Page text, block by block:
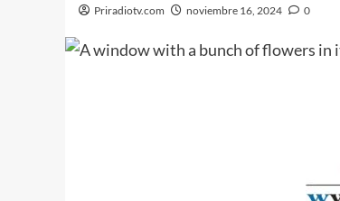
Priradiotv.com noviembre 16, 2024 0